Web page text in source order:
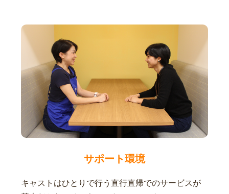
サポート環境
キャストはひとりで行う直行直帰でのサービスが